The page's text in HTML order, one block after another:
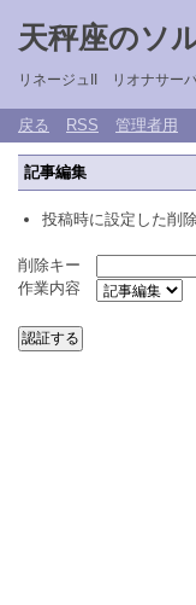
天秤座のソ
リネージュII リオナサー
戻る RSS 管理者用
記事編集
投稿時に設定した削
削除キー
作業内容